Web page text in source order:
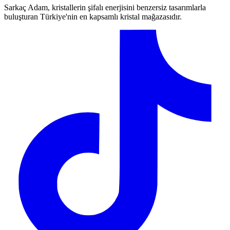
Sarkaç Adam, kristallerin şifalı enerjisini benzersiz tasarımlarla
buluşturan Türkiye'nin en kapsamlı kristal mağazasıdır.